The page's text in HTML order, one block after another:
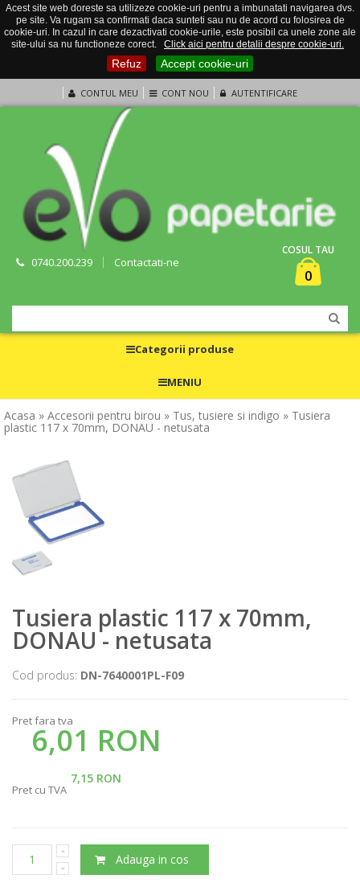
Acest site web doreste sa utilizeze cookie-uri pentru a imbunatati navigarea dvs.
pe site. Va rugam sa confirmati daca sunteti sau nu de acord cu folosirea de
cookie-uri. In cazul in care dezactivati cookie-urile, este posibil ca unele zone ale
site-ului sa nu functioneze corect.
Click aici pentru detalii despre cookie-uri.
Refuz Accept cookie-uri
CONTUL MEU CONT NOU AUTENTIFICARE
0740.200.239 Contactati-ne
COSUL TAU
0
Categorii produse
MENIU
Acasa » Accesorii pentru birou » Tus, tusiere si indigo » Tusiera
plastic 117 x 70mm, DONAU - netusata
Tusiera plastic 117 x 70mm,
DONAU - netusata
Cod produs: DN-7640001PL-F09
Pret fara tva
6,01 RON
7,15 RON
Pret cu TVA
Adauga in cos